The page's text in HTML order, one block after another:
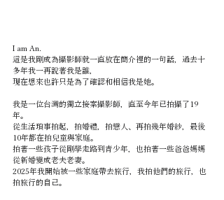
I am An.
這是我剛成為攝影師就一直放在簡介裡的一句話，過去十
多年我一再說著我是誰，
現在想來也許只是為了確認和相信我是她。
我是一位台灣的獨立接案攝影師，直至今年已拍攝了19
年。
從生活瑣事拍起，拍婚禮，拍戀人、再拍幾年婚紗，最後
10年都在拍兒童與家庭。
拍著一些孩子從剛學走路到青少年，也拍著一些爸爸媽媽
從新婚變成老夫老妻。
2025年我開始被一些家庭帶去旅行，我拍他們的旅行，也
拍旅行的自己。